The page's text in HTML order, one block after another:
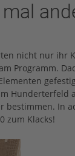
nicht nur ihr
Programm.
Hunderterfeld
bestimmen. In
zum Klacks!